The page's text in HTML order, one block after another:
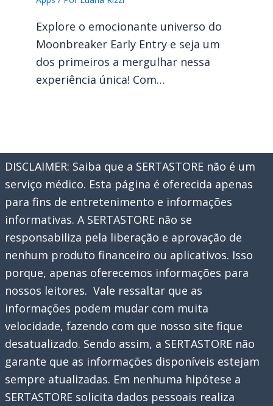
Explore o emocionante universo do
Moonbreaker Early Entry e seja um
dos primeiros a mergulhar nessa
experiência única! Com…
DISCLAIMER: Saiba que a SERTASTORE não é um
serviço médico. Esta página é oferecida apenas
para fins de entretenimento e informações
informativas. A SERTASTORE não se
responsabiliza pela liberação e aprovação de
nenhum produto financeiro ou aplicativos. Isso
porque, apenas oferecemos informações para
nossos leitores. Vale ressaltar que as
informações podem mudar com muita
velocidade, fazendo com que nosso site fique
desatualizado. Sendo assim, a SERTASTORE não
garante que as informações disponíveis estejam
sempre atualizadas. Em nenhuma hipótese a
SERTASTORE solicita dados pessoais realiza